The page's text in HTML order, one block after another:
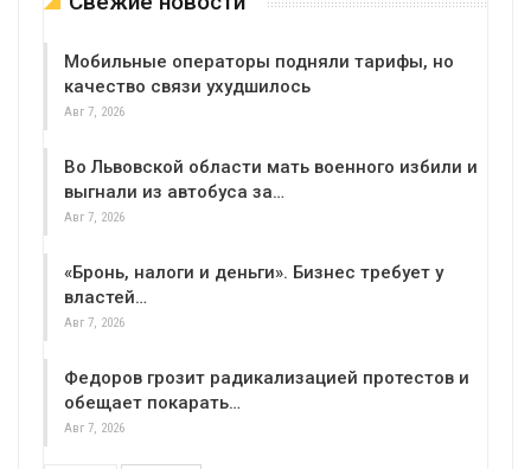
Мобильные операторы подняли тарифы, но
качество связи ухудшилось
Авг 7, 2026
Во Львовской области мать военного избили и
выгнали из автобуса за…
Авг 7, 2026
«Бронь, налоги и деньги». Бизнес требует у
властей…
Авг 7, 2026
Федоров грозит радикализацией протестов и
обещает покарать…
Авг 7, 2026